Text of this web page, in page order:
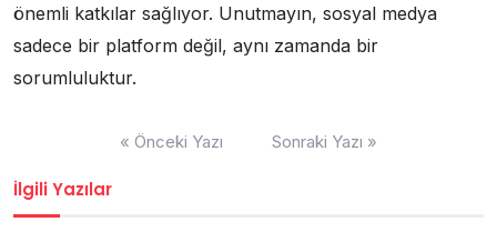
önemli katkılar sağlıyor. Unutmayın, sosyal medya
sadece bir platform değil, aynı zamanda bir
sorumluluktur.
« Önceki Yazı Sonraki Yazı »
İlgili Yazılar